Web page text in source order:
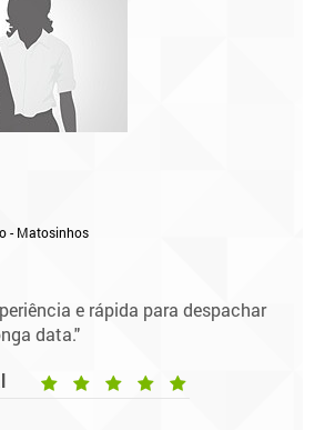
- Matosinhos
e rápida para despachar
data."